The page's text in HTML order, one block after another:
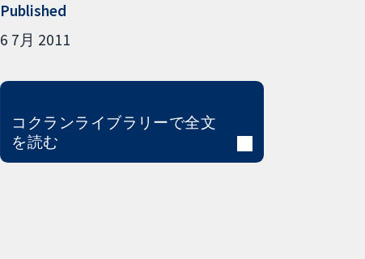
Published
6 7月 2011
コクランライブラリーで全文
を読む